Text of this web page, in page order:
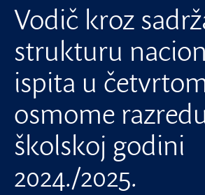
Vodič kroz
strukturu
ispita u
osmome
školskoj godini
2024./2025.